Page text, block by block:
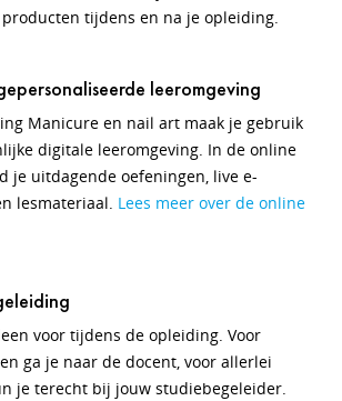
tijdens en na je opleiding.
leeromgeving
Manicure en nail art maak je gebruik
digitale leeromgeving. In de online
je uitdagende oefeningen, live e-
lesmateriaal. Lees meer over de online
voor tijdens de opleiding. Voor
ga je naar de docent, voor allerlei
je terecht bij jouw studiebegeleider.